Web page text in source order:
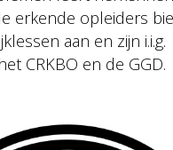
erkende opleiders
aan en zijn i.i.g.
CRKBO en de GGD.